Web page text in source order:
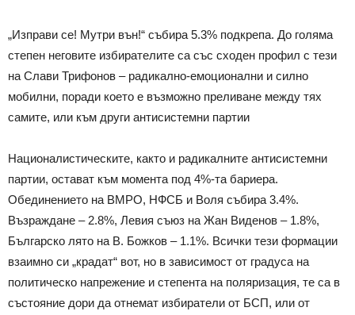
„Изправи се! Мутри вън!“ събира 5.3% подкрепа. До голяма
степен неговите избирателите са със сходен профил с тези
на Слави Трифонов – радикално-емоционални и силно
мобилни, поради което е възможно преливане между тях
самите, или към други антисистемни партии
Националистическите, както и радикалните антисистемни
партии, остават към момента под 4%-та бариера.
Обединението на ВМРО, НФСБ и Воля събира 3.4%.
Възраждане – 2.8%, Левия съюз на Жан Виденов – 1.8%,
Българско лято на В. Божков – 1.1%. Всички тези формации
взаимно си „крадат“ вот, но в зависимост от градуса на
политическо напрежение и степента на поляризация, те са в
състояние дори да отнемат избиратели от БСП, или от